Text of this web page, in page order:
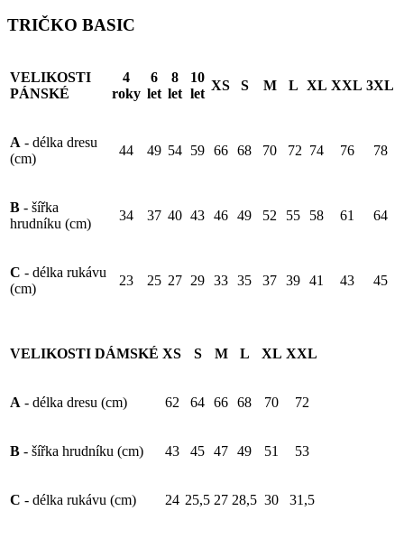
TRIČKO BASIC
VELIKOSTI
PÁNSKÉ
4
roky
6
let
8
let
10
let
XS S M L XL XXL 3XL
A - délka dresu
(cm)
44 49 54 59 66 68 70 72 74 76 78
B - šířka
hrudníku (cm)
34 37 40 43 46 49 52 55 58 61 64
C - délka rukávu
(cm)
23 25 27 29 33 35 37 39 41 43 45
VELIKOSTI DÁMSKÉ XS S M L XL XXL
A - délka dresu (cm) 62 64 66 68 70 72
B - šířka hrudníku (cm) 43 45 47 49 51 53
C - délka rukávu (cm) 24 25,5 27 28,5 30 31,5